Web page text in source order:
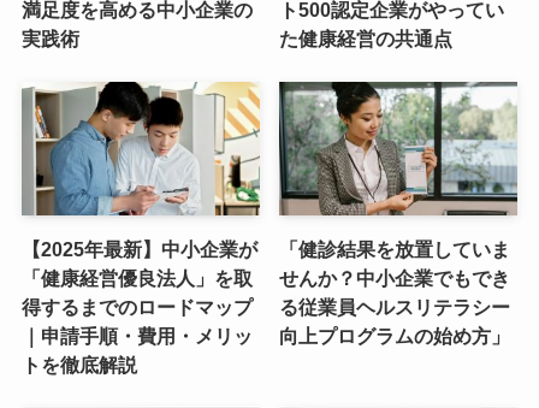
満足度を高める中小企業の
実践術
ト500認定企業がやってい
た健康経営の共通点
【2025年最新】中小企業が
「健康経営優良法人」を取
得するまでのロードマップ
｜申請手順・費用・メリッ
トを徹底解説
「健診結果を放置していま
せんか？中小企業でもでき
る従業員ヘルスリテラシー
向上プログラムの始め方」